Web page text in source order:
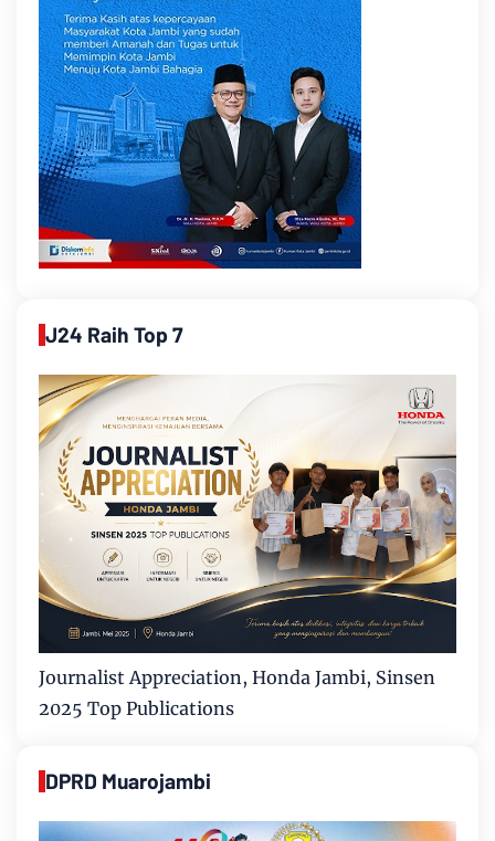
J24 Raih Top 7
Journalist Appreciation, Honda Jambi, Sinsen
2025 Top Publications
DPRD Muarojambi